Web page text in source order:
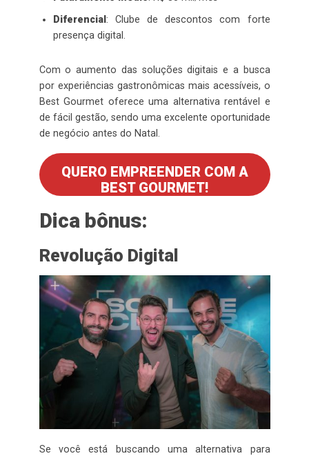
Diferencial : Clube de descontos com forte
presença digital.
Com o aumento das soluções digitais e a busca
por experiências gastronômicas mais acessíveis, o
Best Gourmet oferece uma alternativa rentável e
de fácil gestão, sendo uma excelente oportunidade
de negócio antes do Natal.
QUERO EMPREENDER COM A
BEST GOURMET!
Dica bônus:
Revolução Digital
Se você está buscando uma alternativa para